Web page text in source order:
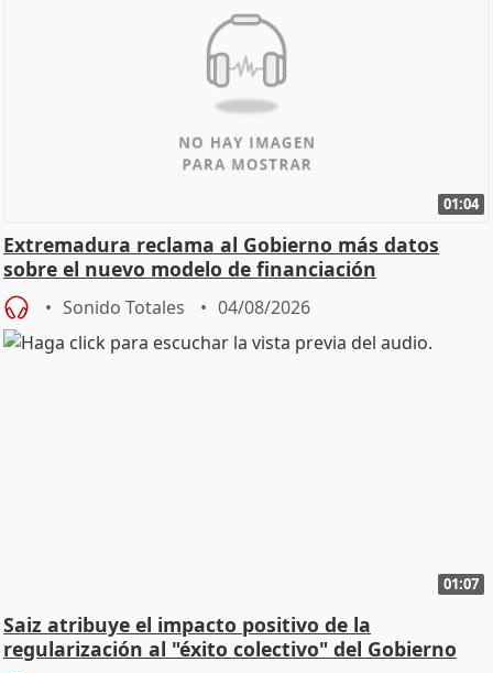
01:04
Extremadura reclama al Gobierno más datos
sobre el nuevo modelo de financiación
Sonido Totales 04/08/2026
01:07
Saiz atribuye el impacto positivo de la
regularización al "éxito colectivo" del Gobierno